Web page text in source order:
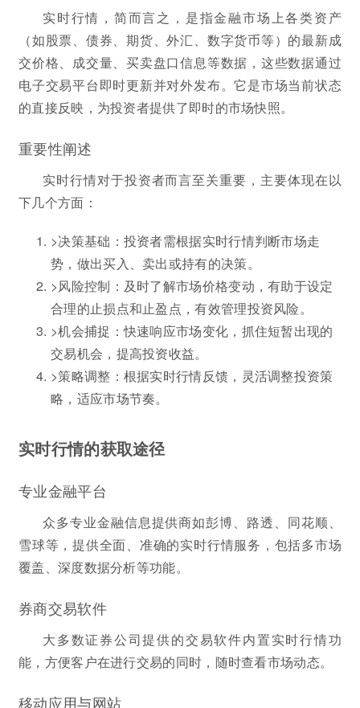
实时行情，简而言之，是指金融市场上各类资产
（如股票、债券、期货、外汇、数字货币等）的最新成
交价格、成交量、买卖盘口信息等数据，这些数据通过
电子交易平台即时更新并对外发布。它是市场当前状态
的直接反映，为投资者提供了即时的市场快照。
重要性阐述
实时行情对于投资者而言至关重要，主要体现在以
下几个方面：
>决策基础：投资者需根据实时行情判断市场走
势，做出买入、卖出或持有的决策。
>风险控制：及时了解市场价格变动，有助于设定
合理的止损点和止盈点，有效管理投资风险。
>机会捕捉：快速响应市场变化，抓住短暂出现的
交易机会，提高投资收益。
>策略调整：根据实时行情反馈，灵活调整投资策
略，适应市场节奏。
实时行情的获取途径
专业金融平台
众多专业金融信息提供商如彭博、路透、同花顺、
雪球等，提供全面、准确的实时行情服务，包括多市场
覆盖、深度数据分析等功能。
券商交易软件
大多数证券公司提供的交易软件内置实时行情功
能，方便客户在进行交易的同时，随时查看市场动态。
移动应用与网站